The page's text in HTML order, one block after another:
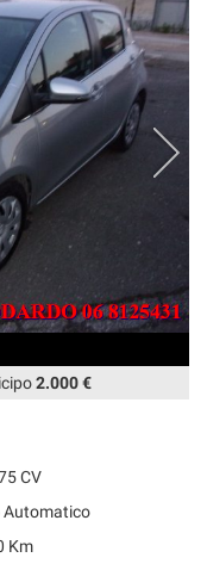
2.000 €
CV
Automatico
Km